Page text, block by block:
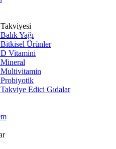
Yağı
Ürünler
Vitamini
Edici Gıdalar